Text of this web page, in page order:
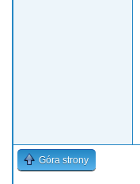
Góra strony